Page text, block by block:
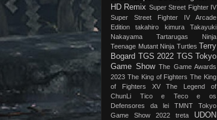
HD Remix Super Street Fighter IV
Super Street Fighter IV Arcade
Edition
takahiro kimura
Takayuki
Nakayama
Tartarugas Ninja
Teenage Mutant Ninja Turtles Terry
Bogard TGS 2022 TGS Tokyo
Game Show The Game Awards
2023 The King of Fighters The King
of Fighters XV
The Legend of
ChunLi
Tico e Teco e os
Defensores da lei
TMNT
Tokyo
Game Show 2022
treta UDON